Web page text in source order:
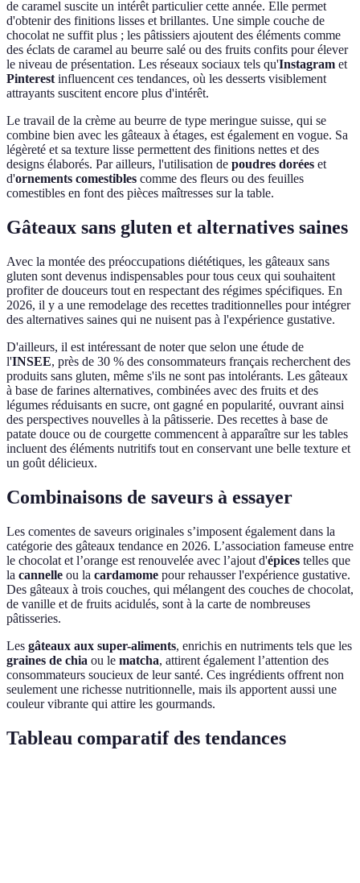
de caramel suscite un intérêt particulier cette année. Elle permet
d'obtenir des finitions lisses et brillantes. Une simple couche de
chocolat ne suffit plus ; les pâtissiers ajoutent des éléments comme
des éclats de caramel au beurre salé ou des fruits confits pour élever
le niveau de présentation. Les réseaux sociaux tels qu'Instagram et
Pinterestinfluencent ces tendances, où les desserts visiblement
attrayants suscitent encore plus d'intérêt.
Le travail de la crème au beurre de type meringue suisse, qui se
combine bien avec les gâteaux à étages, est également en vogue. Sa
légèreté et sa texture lisse permettent des finitions nettes et des
designs élaborés. Par ailleurs, l'utilisation de poudres dorées et
d'ornements comestibles comme des fleurs ou des feuilles
comestibles en font des pièces maîtresses sur la table.
Gâteaux sans gluten et alternatives saines
Avec la montée des préoccupations diététiques, les gâteaux sans
gluten sont devenus indispensables pour tous ceux qui souhaitent
profiter de douceurs tout en respectant des régimes spécifiques. En
2026, il y a une remodelage des recettes traditionnelles pour intégrer
des alternatives saines qui ne nuisent pas à l'expérience gustative.
D'ailleurs, il est intéressant de noter que selon une étude de
l'INSEE, près de 30 % des consommateurs français recherchent des
produits sans gluten, même s'ils ne sont pas intolérants. Les gâteaux
à base de farines alternatives, combinées avec des fruits et des
légumes réduisants en sucre, ont gagné en popularité, ouvrant ainsi
des perspectives nouvelles à la pâtisserie. Des recettes à base de
patate douce ou de courgette commencent à apparaître sur les tables
incluent des éléments nutritifs tout en conservant une belle texture et
un goût délicieux.
Combinaisons de saveurs à essayer
Les comentes de saveurs originales s’imposent également dans la
catégorie des gâteaux tendance en 2026. L’association fameuse entre
le chocolat et l’orange est renouvelée avec l’ajout d'épices telles que
la cannelle ou la cardamome pour rehausser l'expérience gustative.
Des gâteaux à trois couches, qui mélangent des couches de chocolat,
de vanille et de fruits acidulés, sont à la carte de nombreuses
pâtisseries.
Les gâteaux aux super-aliments, enrichis en nutriments tels que les
graines de chia ou le matcha, attirent également l’attention des
consommateurs soucieux de leur santé. Ces ingrédients offrent non
seulement une richesse nutritionnelle, mais ils apportent aussi une
couleur vibrante qui attire les gourmands.
Tableau comparatif des tendances